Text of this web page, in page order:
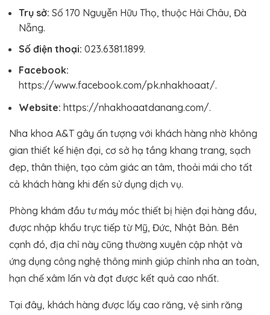
Trụ sở: Số 170 Nguyễn Hữu Thọ, thuộc Hải Châu, Đà
Nẵng.
Số điện thoại: 023.6381.1899.
Facebook:
https://www.facebook.com/pk.nhakhoaat/.
Website: https://nhakhoaatdanang.com/.
Nha khoa A&T gây ấn tượng với khách hàng nhờ không
gian thiết kế hiện đại, cơ sở hạ tầng khang trang, sạch
đẹp, thân thiện, tạo cảm giác an tâm, thoải mái cho tất
cả khách hàng khi đến sử dụng dịch vụ.
Phòng khám đầu tư máy móc thiết bị hiện đại hàng đầu,
được nhập khẩu trực tiếp từ Mỹ, Đức, Nhật Bản. Bên
cạnh đó, địa chỉ này cũng thường xuyên cập nhật và
ứng dụng công nghệ thông minh giúp chỉnh nha an toàn,
hạn chế xâm lấn và đạt được kết quả cao nhất.
Tại đây, khách hàng được lấy cao răng, vệ sinh răng